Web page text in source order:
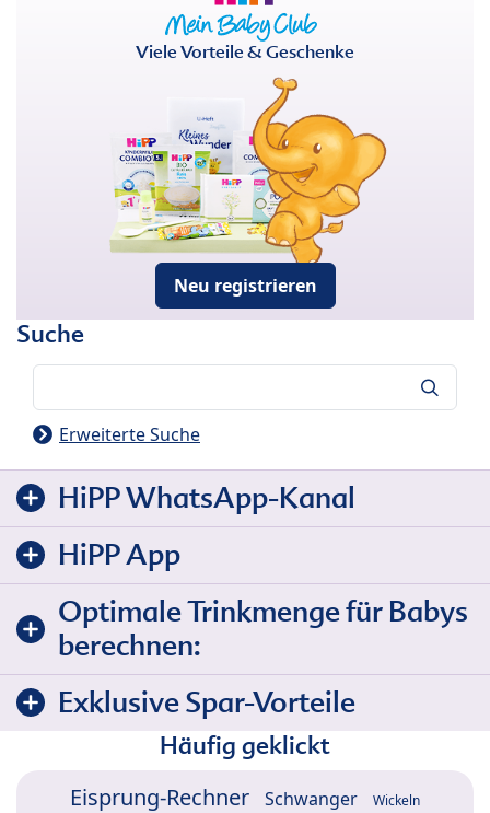
Viele Vorteile & Geschenke
Neu registrieren
Suche
Erweiterte Suche
HiPP WhatsApp-Kanal
HiPP App
Optimale Trinkmenge für Babys
berechnen:
Exklusive Spar-Vorteile
Häufig geklickt
Eisprung-Rechner Schwanger Wickeln